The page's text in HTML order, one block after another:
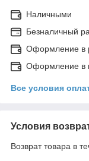
Наличными
Безналичный
Оформление в
Оформление в
Все условия
Условия
Возврат товара в